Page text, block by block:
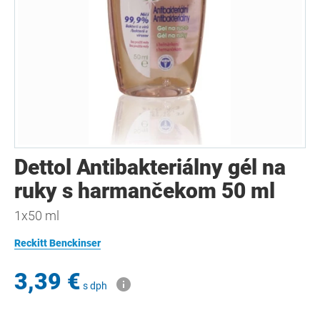
Dettol Antibakteriálny gél na
ruky s harmančekom 50 ml
1x50 ml
Reckitt Benckinser
3,39 € s dph